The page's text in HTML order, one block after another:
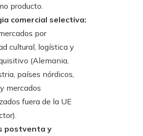
producto.
comercial selectiva:
por
cultural, logística y
(Alemania,
países nórdicos,
mercados
fuera de la UE
postventa y